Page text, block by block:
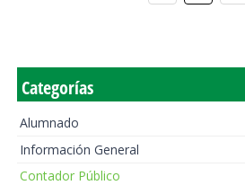
Categorías
Alumnado
Información General
Contador Público